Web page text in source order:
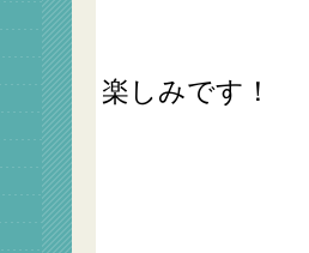
楽しみです！